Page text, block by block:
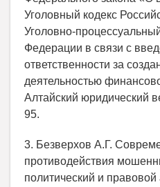
Уголовный кодекс
Уголовно-
Федерации в связи с
ответственности за
деятельностью
Алтайский юридический
95.
3. Безверхов А.Г.
противодействия
политический и